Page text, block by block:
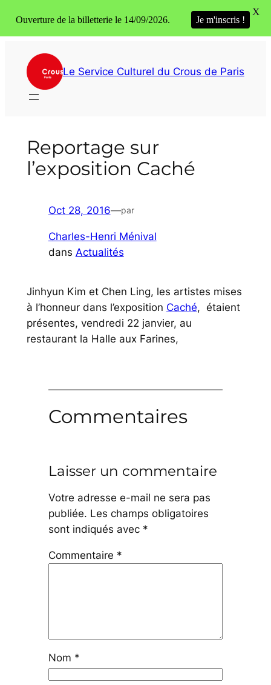
contenu
Le Service Culturel du Crous de Paris
Reportage sur
l’exposition Caché
Oct 28, 2016—par
Charles-Henri Ménival
dans Actualités
Jinhyun Kim et Chen Ling, les artistes mises
à l’honneur dans l’exposition Caché, étaient
présentes, vendredi 22 janvier, au
restaurant la Halle aux Farines,
Commentaires
Laisser un commentaire
Votre adresse e-mail ne sera pas
publiée. Les champs obligatoires
sont indiqués avec *
Commentaire *
Nom *
Ouverture de la billetterie le 14/09/2026. Je m'inscris !
X